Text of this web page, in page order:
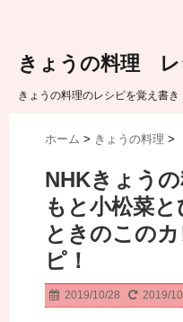
きょうの料理
きょうの料理のレシピを覚え書
ホーム > きょうの料理 >
NHKきょう
もと小松菜
ときのこの
ピ！
2019/10/28 2019/